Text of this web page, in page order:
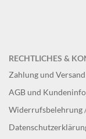
RECHTLICHES &
Zahlung und Versand
AGB und